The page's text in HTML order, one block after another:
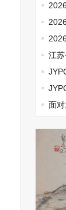
师开
师开
师开
江
面